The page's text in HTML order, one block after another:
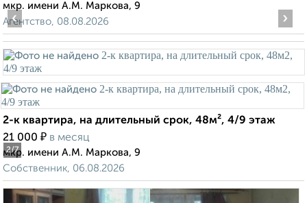
мкр. имени А.М. Маркова, 9
Агентство, 08.08.2026
2/7
‹ ›
2-к квартира, на длительный срок, 48м², 4/9 этаж
21 000 ₽ в месяц
мкр. имени А.М. Маркова, 9
Собственник, 06.08.2026